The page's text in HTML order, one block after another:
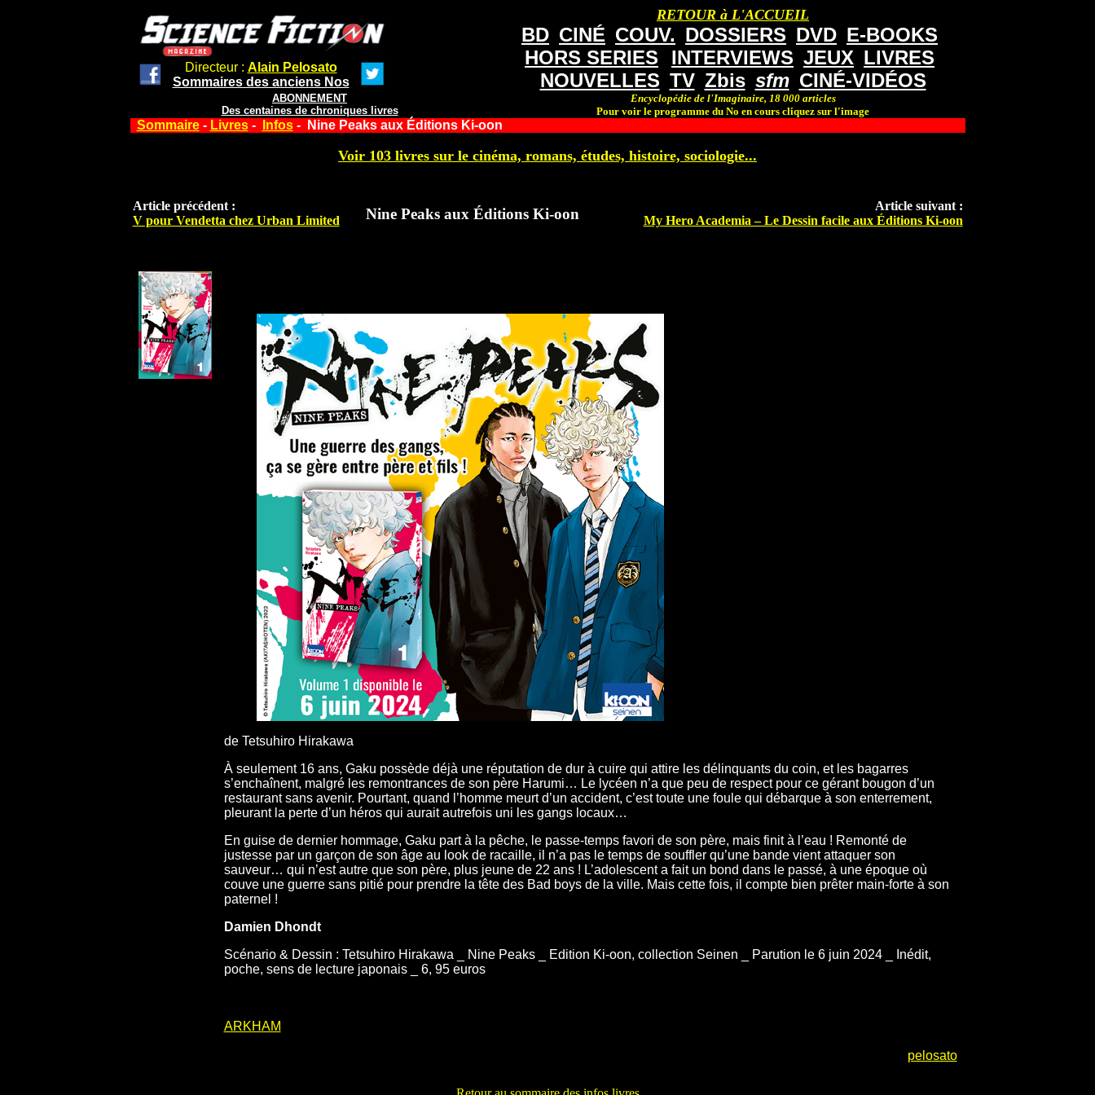
Directeur : Alain Pelosato
Sommaires des anciens Nos
ABONNEMENT
Des centaines de chroniques livres
RETOUR à L'ACCUEIL
BD CINÉ COUV. DOSSIERS DVD E-BOOKS
HORS SERIES
INTERVIEWS JEUX LIVRES
NOUVELLES TV Zbis sfm CINÉ-VIDÉOS
Encyclopédie de l'Imaginaire, 18 000 articles
Pour voir le programme du No en cours cliquez sur l'image
Sommaire- Livres- Infos- Nine Peaks aux Éditions Ki-oon
Voir 103 livres sur le cinéma, romans, études, histoire, sociologie...
Article précédent :
V pour Vendetta chez Urban Limited
Nine Peaks aux Éditions Ki-oon
Article suivant :
My Hero Academia – Le Dessin facile aux Éditions Ki-oon
de Tetsuhiro Hirakawa
À seulement 16 ans, Gaku possède déjà une réputation de dur à cuire qui attire les délinquants du coin, et les bagarres
s’enchaînent, malgré les remontrances de son père Harumi… Le lycéen n’a que peu de respect pour ce gérant bougon d’un
restaurant sans avenir. Pourtant, quand l’homme meurt d’un accident, c’est toute une foule qui débarque à son enterrement,
pleurant la perte d’un héros qui aurait autrefois uni les gangs locaux…
En guise de dernier hommage, Gaku part à la pêche, le passe-temps favori de son père, mais finit à l’eau ! Remonté de
justesse par un garçon de son âge au look de racaille, il n’a pas le temps de souffler qu’une bande vient attaquer son
sauveur… qui n’est autre que son père, plus jeune de 22 ans ! L’adolescent a fait un bond dans le passé, à une époque où
couve une guerre sans pitié pour prendre la tête des Bad boys de la ville. Mais cette fois, il compte bien prêter main-forte à son
paternel !
Damien Dhondt
Scénario & Dessin : Tetsuhiro Hirakawa _ Nine Peaks _ Edition Ki-oon, collection Seinen _ Parution le 6 juin 2024 _ Inédit,
poche, sens de lecture japonais _ 6, 95 euros
ARKHAM
pelosato